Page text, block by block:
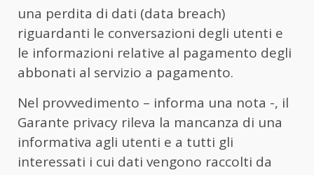
una perdita di dati (data breach)
riguardanti le conversazioni degli utenti e
le informazioni relative al pagamento degli
abbonati al servizio a pagamento.
Nel provvedimento – informa una nota -, il
Garante privacy rileva la mancanza di una
informativa agli utenti e a tutti gli
interessati i cui dati vengono raccolti da